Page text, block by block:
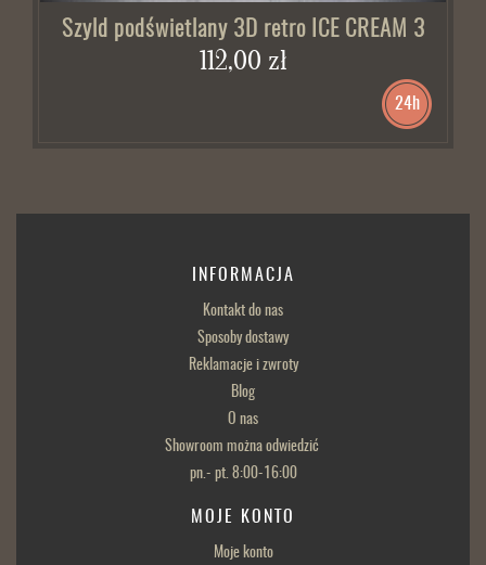
Szyld podświetlany 3D retro ICE CREAM 3
112,00 zł
24h
INFORMACJA
Kontakt do nas
Sposoby dostawy
Reklamacje i zwroty
Blog
O nas
Showroom można odwiedzić
pn.- pt. 8:00-16:00
MOJE KONTO
Moje konto